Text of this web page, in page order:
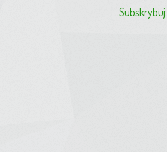
Subskrybuj: